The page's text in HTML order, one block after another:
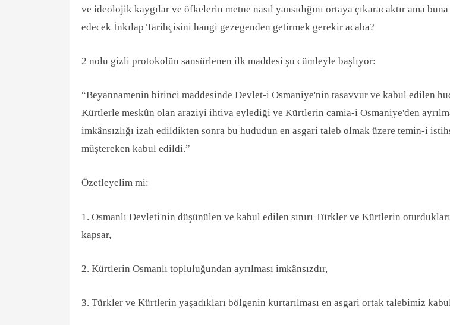
ve ideolojik kaygılar ve öfkelerin metne nasıl yansıdığını ortaya çıkaracaktır ama
edecek İnkılap Tarihçisini hangi gezegenden getirmek gerekir acaba?
2 nolu gizli protokolün sansürlenen ilk maddesi şu cümleyle başlıyor:
“Beyannamenin birinci maddesinde Devlet-i Osmaniye'nin tasavvur ve kabul edilen
Kürtlerle meskûn olan araziyi ihtiva eylediği ve Kürtlerin camia-i Osmaniye'den
imkânsızlığı izah edildikten sonra bu hududun en asgari taleb olmak üzere temin-i
müştereken kabul edildi.”
Özetleyelim mi:
1. Osmanlı Devleti'nin düşünülen ve kabul edilen sınırı Türkler ve Kürtlerin
kapsar,
2. Kürtlerin Osmanlı topluluğundan ayrılması imkânsızdır,
3. Türkler ve Kürtlerin yaşadıkları bölgenin kurtarılması en asgari ortak talebimiz